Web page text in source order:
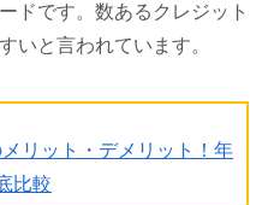
ドです。数あるクレジット
いと言われています。
リット・デメリット！年
比較